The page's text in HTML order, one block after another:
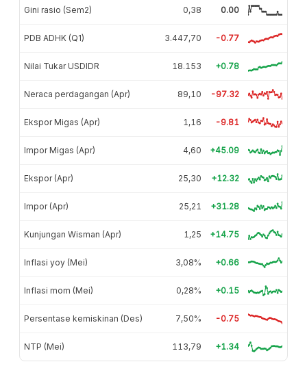
Gini rasio (Sem2) 0,38 0.00
PDB ADHK (Q1) 3.447,70 -0.77
Nilai Tukar USDIDR 18.153 +0.78
Neraca perdagangan (Apr) 89,10 -97.32
Ekspor Migas (Apr) 1,16 -9.81
Impor Migas (Apr) 4,60 +45.09
Ekspor (Apr) 25,30 +12.32
Impor (Apr) 25,21 +31.28
Kunjungan Wisman (Apr) 1,25 +14.75
Inflasi yoy (Mei) 3,08% +0.66
Inflasi mom (Mei) 0,28% +0.15
Persentase kemiskinan (Des) 7,50% -0.75
NTP (Mei) 113,79 +1.34